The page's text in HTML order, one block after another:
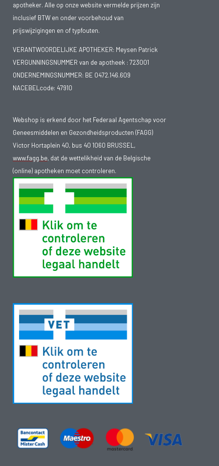
apotheker. Alle op onze website vermelde prijzen zijn
inclusief BTW en onder voorbehoud van
prijswijzigingen en of typfouten.
VERANTWOORDELIJKE APOTHEKER: Meysen Patrick
VERGUNNINGSNUMMER van de apotheek : 723001
ONDERNEMINGSNUMMER: BE 0472.146.609
NACEBELcode: 47910
Webshop is erkend door het Federaal Agentschap voor
Geneesmiddelen en Gezondheidsproducten (FAGG)
Victor Hortaplein 40, bus 40 1060 BRUSSEL,
www.fagg.be, dat de wettelikheid van de Belgische
(online) apotheken moet controleren.